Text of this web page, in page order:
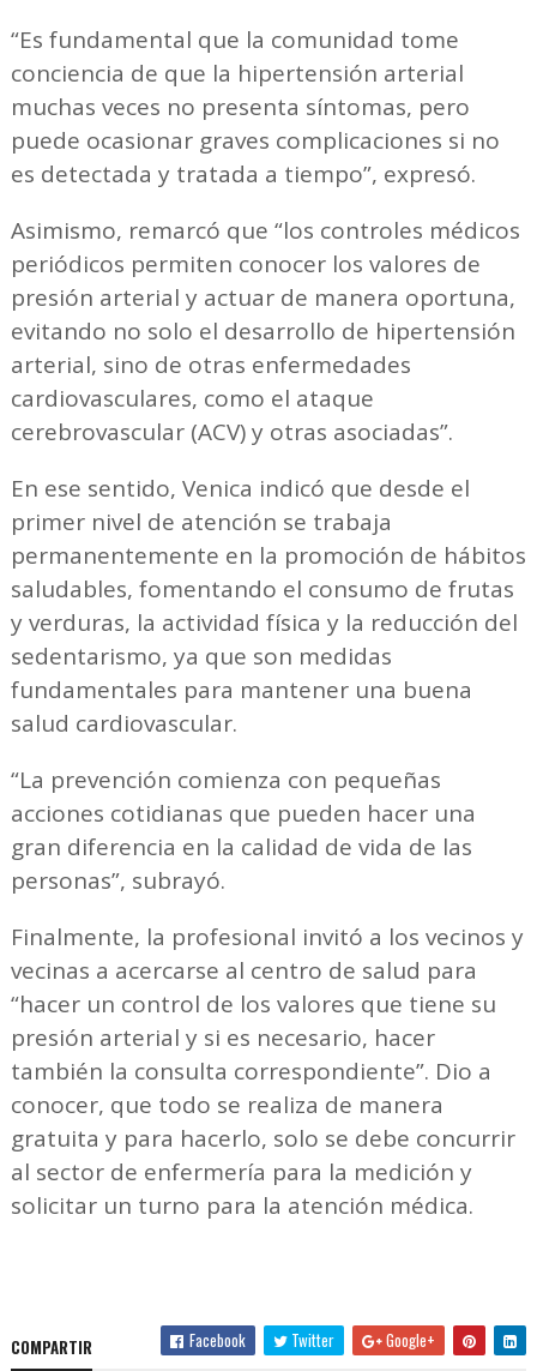
“Es fundamental que la comunidad tome
conciencia de que la hipertensión arterial
muchas veces no presenta síntomas, pero
puede ocasionar graves complicaciones si no
es detectada y tratada a tiempo”, expresó.
Asimismo, remarcó que “los controles médicos
periódicos permiten conocer los valores de
presión arterial y actuar de manera oportuna,
evitando no solo el desarrollo de hipertensión
arterial, sino de otras enfermedades
cardiovasculares, como el ataque
cerebrovascular (ACV) y otras asociadas”.
En ese sentido, Venica indicó que desde el
primer nivel de atención se trabaja
permanentemente en la promoción de hábitos
saludables, fomentando el consumo de frutas
y verduras, la actividad física y la reducción del
sedentarismo, ya que son medidas
fundamentales para mantener una buena
salud cardiovascular.
“La prevención comienza con pequeñas
acciones cotidianas que pueden hacer una
gran diferencia en la calidad de vida de las
personas”, subrayó.
Finalmente, la profesional invitó a los vecinos y
vecinas a acercarse al centro de salud para
“hacer un control de los valores que tiene su
presión arterial y si es necesario, hacer
también la consulta correspondiente”. Dio a
conocer, que todo se realiza de manera
gratuita y para hacerlo, solo se debe concurrir
al sector de enfermería para la medición y
solicitar un turno para la atención médica.
COMPARTIR Facebook Twitter Google+